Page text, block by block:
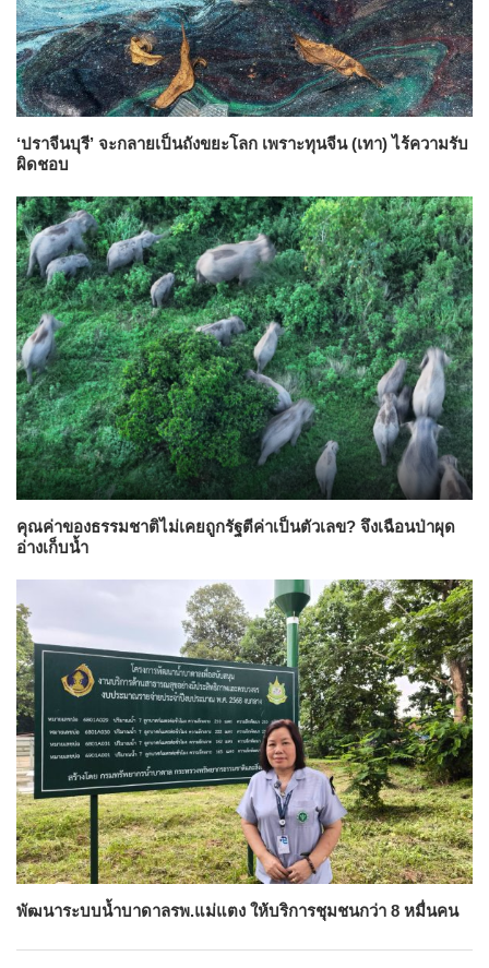
‘ปราจีนบุรี’ จะกลายเป็นถังขยะโลก เพราะทุนจีน (เทา) ไร้ความรับ
ผิดชอบ
คุณค่าของธรรมชาติไม่เคยถูกรัฐตีค่าเป็นตัวเลข? จึงเฉือนป่าผุด
อ่างเก็บน้ำ
พัฒนาระบบน้ำบาดาลรพ.แม่แตง ให้บริการชุมชนกว่า 8 หมื่นคน